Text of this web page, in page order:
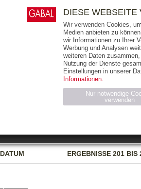
AUSGABEART
DATUM ERGEBNISSE201 BIS
E-BOOKS AUDIO-CDS
THEMEN
RIGHTS
DIESE WEBSEITE
Wir verwenden Cookies,
Medien anbieten zu
wir Informationen zu Ihrer
Werbung und Analysen
weiteren Daten
Nutzung der Dienste
Einstellungen in unserer
Informationen.
Nur notwendige
verwenden
Name Anbieter Zweck
CMS_SESSION_ID
gabal-
Wird